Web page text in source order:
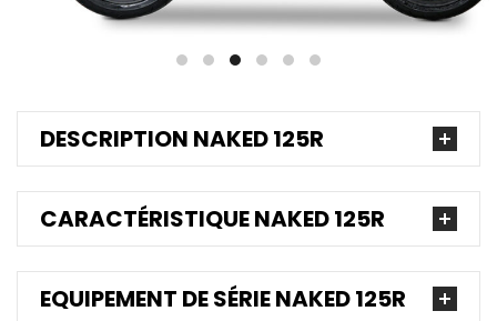
DESCRIPTION NAKED 125R
CARACTÉRISTIQUE NAKED 125R
EQUIPEMENT DE SÉRIE NAKED 125R